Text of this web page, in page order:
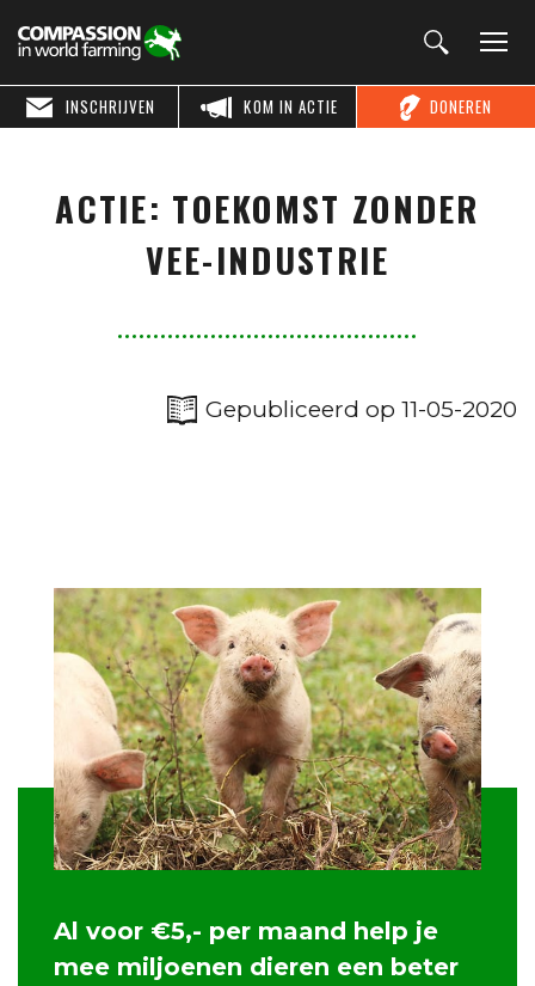
DONEREN
KOM IN ACTIE
INSCHRIJVEN
ACTIE: TOEKOMST ZONDER
VEE-INDUSTRIE
Gepubliceerd op 11-05-2020
Al voor €5,- per maand help je
mee miljoenen dieren een beter